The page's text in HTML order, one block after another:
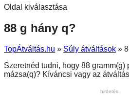
Oldal kiválasztása
88 g hány q?
TopÁtváltás.hu » Súly átváltások »
Szeretnéd tudni, hogy 88 gramm(g)
mázsa(q)? Kíváncsi vagy az
hirdetés